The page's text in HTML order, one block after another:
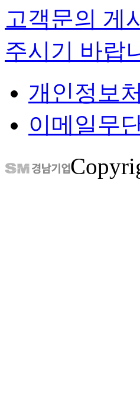
고객문의 게
주시기 바랍
개인정보
이메일무